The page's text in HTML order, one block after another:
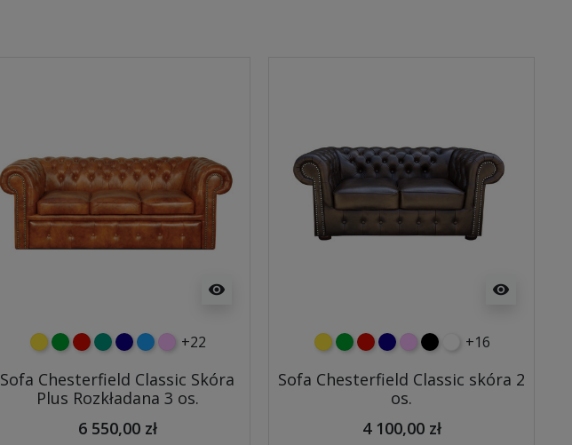
visibility
żółtyzielonyczerwony
turkusowy
granatowy
niebieski
różowy
+22
Sofa Chesterfield Classic Skóra
Plus Rozkładana 3 os.
6 550,00 zł
visibility
żółtyzielonyczerwony
granatowy
różowyczarnybiały+16
Sofa Chesterfield Classic skóra 2
os.
4 100,00 zł